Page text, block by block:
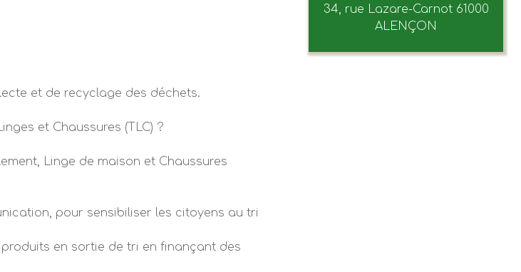
et de recyclage des déchets.
et Chaussures (TLC) ?
Linge de maison et Chaussures
pour sensibiliser les citoyens au tri
en sortie de tri en finançant des
34, rue Lazare-Carnot 61000
ALENÇON